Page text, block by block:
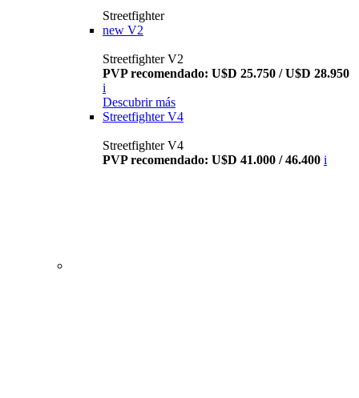
Streetfighter
new V2
Streetfighter V2
PVP recomendado: U$D 25.750 / U$D 28.950
i
Descubrir más
Streetfighter V4
Streetfighter V4
PVP recomendado: U$D 41.000 / 46.400 i